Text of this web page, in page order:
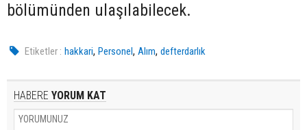
bölümünden ulaşılabilecek.
Etiketler : hakkari,Personel,Alım,defterdarlık
HABERE YORUM KAT